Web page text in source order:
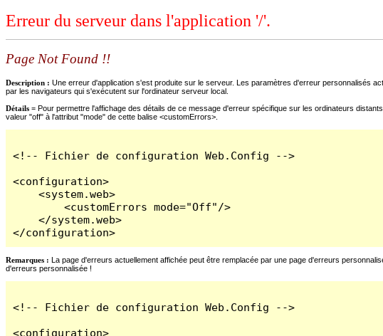
Erreur du serveur dans l'application '/'.
Page Not Found !!
Description : Une erreur d'application s'est produite sur le serveur. Les paramètres d'erreur personnalisés
par les navigateurs qui s'exécutent sur l'ordinateur serveur local.
Détails = Pour permettre l'affichage des détails de ce message d'erreur spécifique sur les ordinateurs
valeur "off" à l'attribut "mode" de cette balise <customErrors>.
<!-- Fichier de configuration Web.Config -->
<configuration>
    <system.web>
        <customErrors mode="Off"/>
    </system.web>
</configuration>
Remarques : La page d'erreurs actuellement affichée peut être remplacée par une page d'erreurs
d'erreurs personnalisée !
<!-- Fichier de configuration Web.Config -->
<configuration>